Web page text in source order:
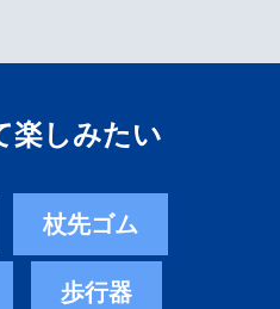
楽しみたい
杖先ゴム
歩行器